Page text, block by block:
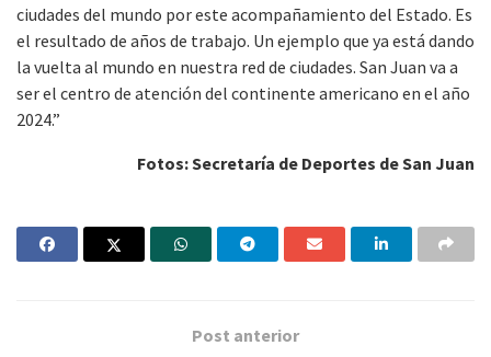
ciudades del mundo por este acompañamiento del Estado. Es
el resultado de años de trabajo. Un ejemplo que ya está dando
la vuelta al mundo en nuestra red de ciudades. San Juan va a
ser el centro de atención del continente americano en el año
2024.”
Fotos: Secretaría de Deportes de San Juan
Post anterior